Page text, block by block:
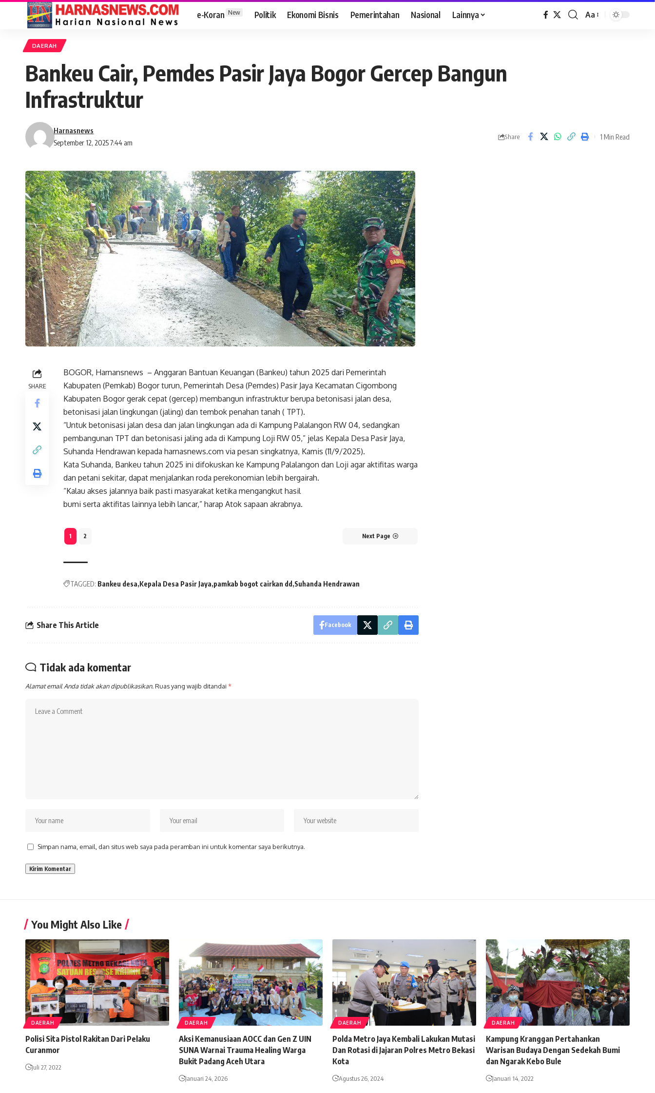
e-Koran New Politik Ekonomi Bisnis Pemerintahan Nasional Lainnya Aa
DAERAH
Bankeu Cair, Pemdes Pasir Jaya Bogor Gercep Bangun
Infrastruktur
September 12, 2025 7:44 am
Harnasnews
Share 1 Min Read
SHARE
BOGOR, Harnansnews – Anggaran Bantuan Keuangan (Bankeu) tahun 2025 dari Pemerintah
Kabupaten (Pemkab) Bogor turun, Pemerintah Desa (Pemdes) Pasir Jaya Kecamatan Cigombong
Kabupaten Bogor gerak cepat (gercep) membangun infrastruktur berupa betonisasi jalan desa,
betonisasi jalan lingkungan (jaling) dan tembok penahan tanah ( TPT).
“Untuk betonisasi jalan desa dan jalan lingkungan ada di Kampung Palalangon RW 04, sedangkan
pembangunan TPT dan betonisasi jaling ada di Kampung Loji RW 05,” jelas Kepala Desa Pasir Jaya,
Suhanda Hendrawan kepada harnasnews.com via pesan singkatnya, Kamis (11/9/2025).
Kata Suhanda, Bankeu tahun 2025 ini difokuskan ke Kampung Palalangon dan Loji agar aktifitas warga
dan petani sekitar, dapat menjalankan roda perekonomian lebih bergairah.
“Kalau akses jalannya baik pasti masyarakat ketika mengangkut hasil
bumi serta aktifitas lainnya lebih lancar,” harap Atok sapaan akrabnya.
1 2 Next Page
TAGGED: Bankeu desa Kepala Desa Pasir Jaya pamkab bogot cairkan dd Suhanda Hendrawan
Share This Article Facebook
Tidak ada komentar
Alamat email Anda tidak akan dipublikasikan.Ruas yang wajib ditandai *
Simpan nama, email, dan situs web saya pada peramban ini untuk komentar saya berikutnya.
You Might Also Like
DAERAH
Polisi Sita Pistol Rakitan Dari Pelaku
Curanmor
Juli 27, 2022
DAERAH
Aksi Kemanusiaan AOCC dan Gen Z UIN
SUNA Warnai Trauma Healing Warga
Bukit Padang Aceh Utara
Januari 24, 2026
DAERAH
Polda Metro Jaya Kembali Lakukan Mutasi
Dan Rotasi di Jajaran Polres Metro Bekasi
Kota
Agustus 26, 2024
DAERAH
Kampung Kranggan Pertahankan
Warisan Budaya Dengan Sedekah Bumi
dan Ngarak Kebo Bule
Januari 14, 2022